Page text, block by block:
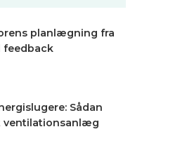
planlægning fra
feedback
Sådan
ventilationsanlæg